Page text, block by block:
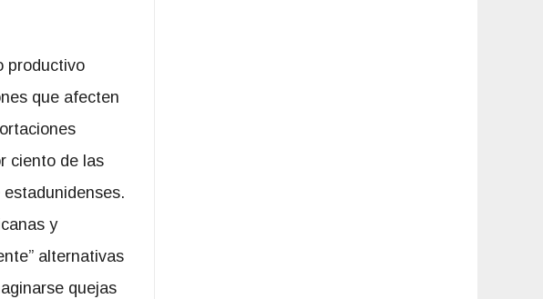
productivo
que afecten
ciento de las
y
alternativas
quejas